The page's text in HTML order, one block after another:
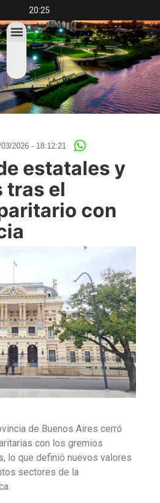
20:25
2026 - 18:12:21
estatales y
tras el
con
de Buenos Aires cerró
con los gremios
lo que definió nuevos valores
sectores de la